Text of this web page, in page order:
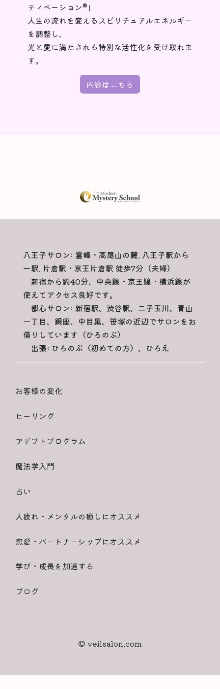
ティベーション®︎」
人生の流れを変えるスピリチュアルエネルギー
を調整し、
光と愛に満たされる特別な活性化を受け取れま
す。
内容はこちら
八王子サロン: 霊峰・高尾山の麓. 八王子駅から
一駅. 片倉駅・京王片倉駅 徒歩7分（夫婦）
新宿から約40分、中央線・京王線・横浜線が
使えてアクセス良好です。
都心サロン: 新宿駅、渋谷駅、二子玉川、青山
一丁目、銀座、中目黒、笹塚の近辺でサロンをお
借りしています（ひろのぶ）
出張: ひろのぶ（初めての方）、ひろえ
お客様の変化
ヒーリング
アデプトプログラム
魔法学入門
占い
人疲れ・メンタルの癒しにオススメ
恋愛・パートナーシップにオススメ
学び・成長を加速する
ブログ
© veilsalon.com